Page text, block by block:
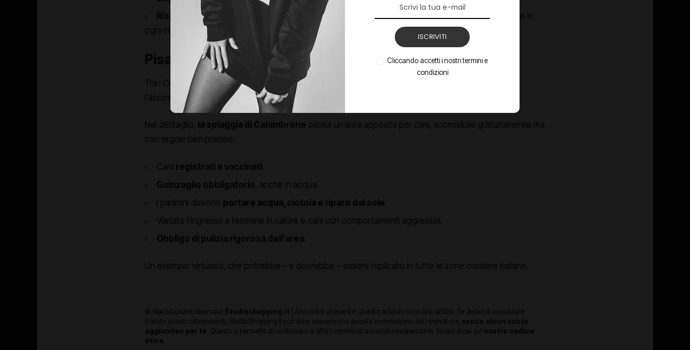
ISCRIVITI
Cliccando accetti i nostri termini e
condizioni
Rispetto reciproco
non tutti amano i cani
, e in spiagge miste è obbligatorio tenerli vicino a sé in
ogni momento.
Pisa fa scuola: spiaggia per cani a Calambrone
Tra i Comuni più all’avanguardia, Pisa ha già adottato un regolamento inclusivo
l’accesso ai cani in molte aree pubbliche, inclusi cimiteri e negozi, salvo diversa comunicazione.
Nel dettaglio, la spiaggia di Calambrone ospita un’area apposita per cani, accessibile gratuitamente ma
con regole ben precise:
Cani registrati e vaccinati
Guinzaglio obbligatorio , anche in acqua.
I padroni devono portare acqua, ciotola e riparo dal sole
Vietato l’ingresso a femmine in calore e cani con comportamenti aggressivi.
Obbligo di pulizia rigorosa dell’area
Un esempio virtuoso, che potrebbe – e dovrebbe – essere replicato in tutte le zone costiere italiane.
© Riproduzione Riservata Studioshopping.it | Alcuni link presenti in questo articolo sono link affiliati. Se decidi di acquistare
tramite questi collegamenti, StudioShopping.it potrebbe ricevere una piccola commissione dal rivenditore, senza alcun costo
aggiuntivo per te . Questo ci permette di continuare a offrirti contenuti accurati e indipendenti. Scopri di più sul nostro codice
etico